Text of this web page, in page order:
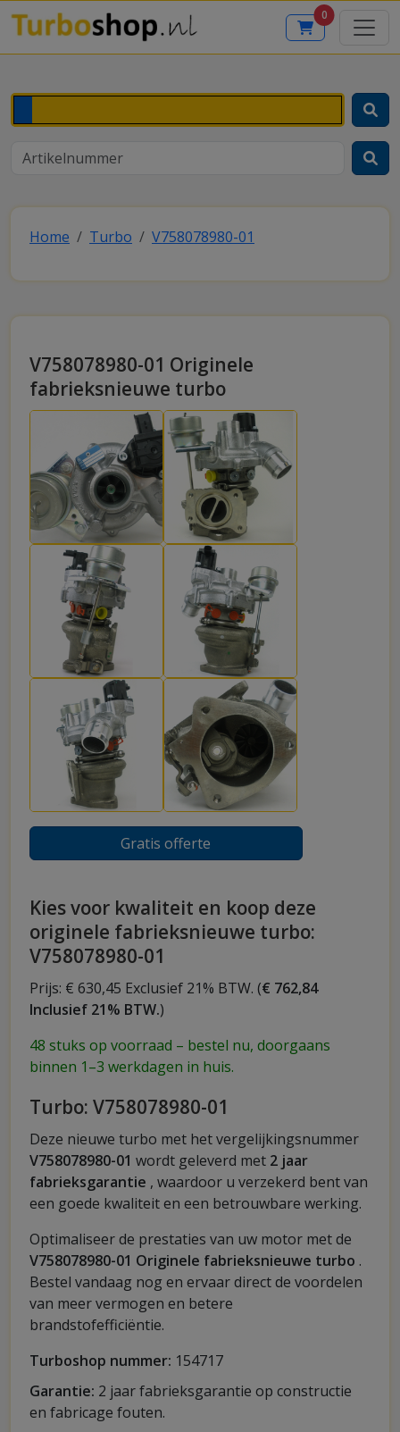
0
Home Turbo V758078980-01
V758078980-01 Originele
fabrieksnieuwe turbo
Gratis offerte
Kies voor kwaliteit en koop deze
originele fabrieksnieuwe turbo:
V758078980-01
Prijs: € 630,45 Exclusief 21% BTW. (€ 762,84
Inclusief 21% BTW.)
48 stuks op voorraad – bestel nu, doorgaans
binnen 1–3 werkdagen in huis.
Turbo: V758078980-01
Deze nieuwe turbo met het vergelijkingsnummer
V758078980-01 wordt geleverd met 2 jaar
fabrieksgarantie , waardoor u verzekerd bent van
een goede kwaliteit en een betrouwbare werking.
Optimaliseer de prestaties van uw motor met de
V758078980-01 Originele fabrieksnieuwe turbo .
Bestel vandaag nog en ervaar direct de voordelen
van meer vermogen en betere
brandstofefficiëntie.
Turboshop nummer: 154717
Garantie: 2 jaar fabrieksgarantie op constructie
en fabricage fouten.